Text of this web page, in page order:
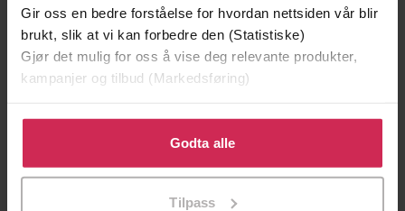
Gir oss en bedre forståelse for hvordan nettsiden vår blir
brukt, slik at vi kan forbedre den (Statistiske)
Gjør det mulig for oss å vise deg relevante produkter,
kampanjer og tilbud (Markedsføring)
Klikk på «Godta alle» for å gi oss ditt samtykke til å
bruke cookies for alle disse formålene. Du kan også
tilpasse ditt samtykke til spesifikke formål ved å klikke
Godta alle
Tilpass
Jo Nesbø
Jørn Lier Horst